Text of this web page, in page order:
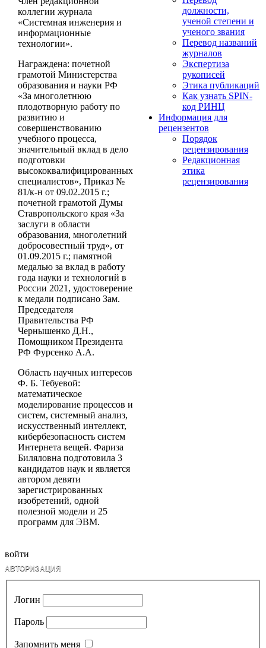
коллегии журнала
«Системная инженерия и
информационные
технологии».
Награждена: почетной
грамотой Министерства
образования и науки РФ
«За многолетнюю
плодотворную работу по
развитию и
совершенствованию
учебного процесса,
значительный вклад в дело
подготовки
высококвалифицированных
специалистов», Приказ №
81/к-н от 09.02.2015 г.;
почетной грамотой Думы
Ставропольского края «За
заслуги в области
образования, многолетний
добросовестный труд», от
01.09.2015 г.; памятной
медалью за вклад в работу
года науки и технологий в
России 2021, удостоверение
к медали подписано Зам.
Председателя
Правительства РФ
Чернышенко Д.Н.,
Помощником Президента
РФ Фурсенко А.А.
Область научных интересов
Ф. Б. Тебуевой:
математическое
моделирование процессов и
систем, системный анализ,
искусственный интеллект,
кибербезопасность систем
Интернета вещей. Фариза
Биляловна подготовила 3
кандидатов наук и является
автором девяти
зарегистрированных
изобретений, одной
полезной модели и 25
программ для ЭВМ.
должности,
ученой степени и
ученого звания
Перевод названий
журналов
Экспертиза
рукописей
Этика публикаций
Как узнать SPIN-
код РИНЦ
Информация для
рецензентов
Порядок
рецензирования
Редакционная
этика
рецензирования
войти
АВТОРИЗАЦИЯ
Логин
Пароль
Запомнить меня